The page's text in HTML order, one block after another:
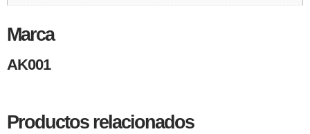
Marca
AK001
Productos relacionados